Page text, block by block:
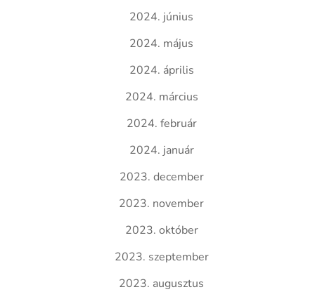
2024. június
2024. május
2024. április
2024. március
2024. február
2024. január
2023. december
2023. november
2023. október
2023. szeptember
2023. augusztus